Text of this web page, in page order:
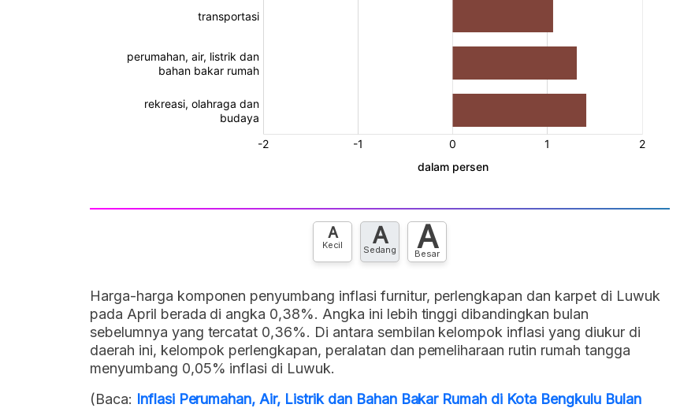
A
Kecil A
Sedang A
Besar
Harga-harga komponen penyumbang inflasi furnitur, perlengkapan dan karpet di Luwuk
pada April berada di angka 0,38%. Angka ini lebih tinggi dibandingkan bulan
sebelumnya yang tercatat 0,36%. Di antara sembilan kelompok inflasi yang diukur di
daerah ini, kelompok perlengkapan, peralatan dan pemeliharaan rutin rumah tangga
menyumbang 0,05% inflasi di Luwuk.
(Baca: Inflasi Perumahan, Air, Listrik dan Bahan Bakar Rumah di Kota Bengkulu Bulan